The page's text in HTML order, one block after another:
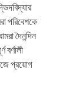
পরিবেশকে
দৈনন্দিন
প্রয়োগ